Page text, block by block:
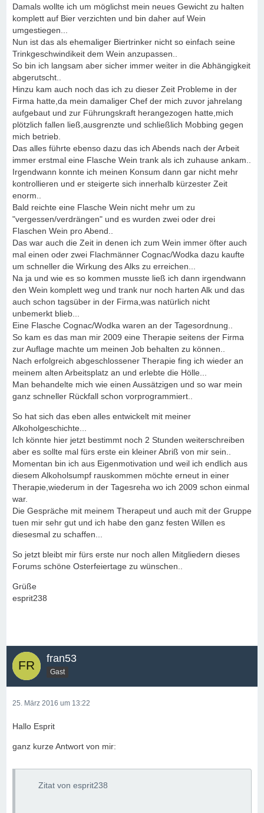
Damals wollte ich um möglichst mein neues Gewicht zu halten
komplett auf Bier verzichten und bin daher auf Wein
umgestiegen...
Nun ist das als ehemaliger Biertrinker nicht so einfach seine
Trinkgeschwindikeit dem Wein anzupassen..
So bin ich langsam aber sicher immer weiter in die Abhängigkeit
abgerutscht..
Hinzu kam auch noch das ich zu dieser Zeit Probleme in der
Firma hatte,da mein damaliger Chef der mich zuvor jahrelang
aufgebaut und zur Führungskraft herangezogen hatte,mich
plötzlich fallen ließ,ausgrenzte und schließlich Mobbing gegen
mich betrieb.
Das alles führte ebenso dazu das ich Abends nach der Arbeit
immer erstmal eine Flasche Wein trank als ich zuhause ankam..
Irgendwann konnte ich meinen Konsum dann gar nicht mehr
kontrollieren und er steigerte sich innerhalb kürzester Zeit
enorm..
Bald reichte eine Flasche Wein nicht mehr um zu
"vergessen/verdrängen" und es wurden zwei oder drei
Flaschen Wein pro Abend..
Das war auch die Zeit in denen ich zum Wein immer öfter auch
mal einen oder zwei Flachmänner Cognac/Wodka dazu kaufte
um schneller die Wirkung des Alks zu erreichen...
Na ja und wie es so kommen musste ließ ich dann irgendwann
den Wein komplett weg und trank nur noch harten Alk und das
auch schon tagsüber in der Firma,was natürlich nicht
unbemerkt blieb...
Eine Flasche Cognac/Wodka waren an der Tagesordnung..
So kam es das man mir 2009 eine Therapie seitens der Firma
zur Auflage machte um meinen Job behalten zu können..
Nach erfolgreich abgeschlossener Therapie fing ich wieder an
meinem alten Arbeitsplatz an und erlebte die Hölle...
Man behandelte mich wie einen Aussätzigen und so war mein
ganz schneller Rückfall schon vorprogrammiert..
So hat sich das eben alles entwickelt mit meiner
Alkoholgeschichte...
Ich könnte hier jetzt bestimmt noch 2 Stunden weiterschreiben
aber es sollte mal fürs erste ein kleiner Abriß von mir sein..
Momentan bin ich aus Eigenmotivation und weil ich endlich aus
diesem Alkoholsumpf rauskommen möchte erneut in einer
Therapie,wiederum in der Tagesreha wo ich 2009 schon einmal
war.
Die Gespräche mit meinem Therapeut und auch mit der Gruppe
tuen mir sehr gut und ich habe den ganz festen Willen es
diesesmal zu schaffen...
So jetzt bleibt mir fürs erste nur noch allen Mitgliedern dieses
Forums schöne Osterfeiertage zu wünschen..
Grüße
esprit238
fran53
Gast
25. März 2016 um 13:22
Hallo Esprit
ganz kurze Antwort von mir:
Zitat von esprit238